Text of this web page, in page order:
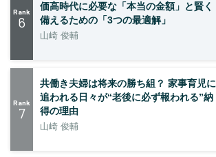
Rank
6
価高時代に必要な「本当の金額」と賢く
備えるための「3つの最適解」
山崎 俊輔
Rank
7
共働き夫婦は将来の勝ち組？ 家事育児に
追われる日々が“老後に必ず報われる”納
得の理由
山崎 俊輔